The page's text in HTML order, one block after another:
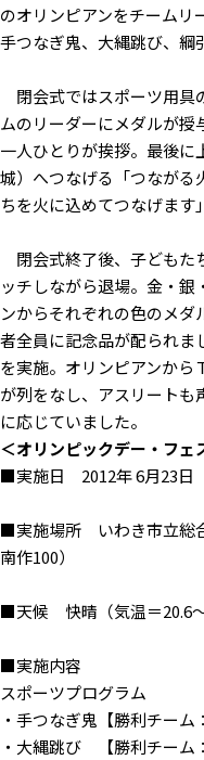
のオリンピアンをチームリ
手つなぎ鬼、大縄跳び、綱
閉会式ではスポーツ用具
ムのリーダーにメダルが授
一人ひとりが挨拶。最後に
城）へつなげる「つながる
ちを火に込めてつなげます
閉会式終了後、子どもた
ッチしながら退場。金・
ンからそれぞれの色のメ
者全員に記念品が配られま
を実施。オリンピアンから
が列をなし、アスリートも
に応じていました。
＜オリンピックデー・フ
■実施日 2012年 6月23日（
■実施場所 いわき市立総
南作100）
■天候 快晴（気温＝20.6
■実施内容
スポーツプログラム
・手つなぎ鬼【勝利チーム
・大縄跳び 【勝利チーム